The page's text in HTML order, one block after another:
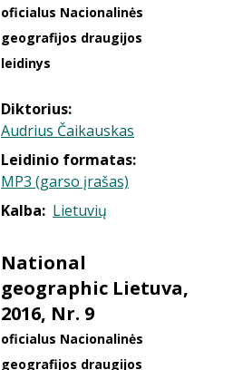
oficialus Nacionalinės
geografijos draugijos
leidinys
Diktorius:
Audrius Čaikauskas
Leidinio formatas:
MP3 (garso įrašas)
Kalba: Lietuvių
National
geographic Lietuva,
2016, Nr. 9
oficialus Nacionalinės
geografijos draugijos